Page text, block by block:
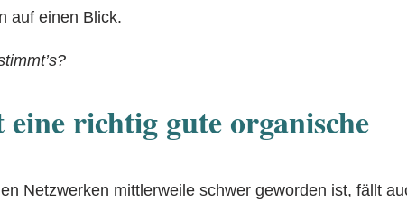
auf einen Blick.
richtig gute organische
Netzwerken mittlerweile schwer geworden ist, fällt